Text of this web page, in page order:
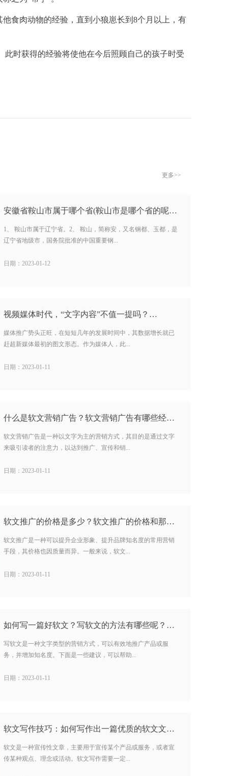
食肉动物的经验，直到小狼崽长到8个月以上，有
时获得的经验将使他在今后照顾自己的孩子时受
更多>>
安徽省鞍山市属于哪个省(鞍山市是哪个省的呢)…
1、 鞍山市属于辽宁省。2、 鞍山，简称安，又名钢都、玉都，是
辽宁省地级市，国务院批准的中国重要钢...
日期：2023-01-12
视频媒体时代，“文字内容”不值一提吗？…
媒体推广势头正旺，在短短几年的发展时间中，其数据增长就已
赶超新媒体最初的图文形态。作为媒体人，此...
日期：2023-01-11
什么是软文营销广告？软文营销广告有哪些经典案例？…
软文营销广告是一种以文字为主的营销方式，其目的是通过文字
来吸引读者的注意力，以达到推广、宣传和销...
日期：2023-01-11
软文推广的价格是多少？软文推广的价格和那些因素挂钩？…
软文推广是一种可以提升企业形象、提升品牌知名度的常用营销
手段，其价格也因质量而异。一般来说，软文...
日期：2023-01-11
如何写一篇好软文？写软文的方法有哪些呢？…
写软文是一种文字类型的营销方式，可以有效地推广产品或服
务，并增加知名度。下面是一些建议，可以帮助...
日期：2023-01-11
软文写作技巧：如何写作出一篇优质的软文文章？…
软文是一种宣传性文章，主要用于宣传某个产品或服务，或者宣
传某种观点、理念或活动。软文写作需要一定...